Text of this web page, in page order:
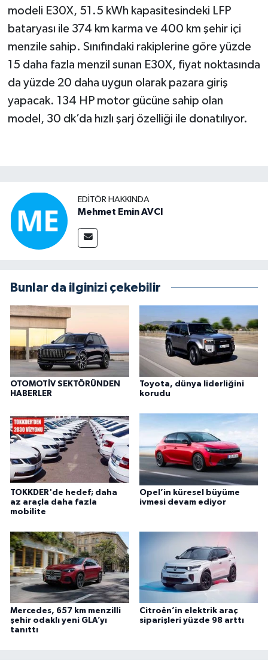
modeli E30X, 51.5 kWh kapasitesindeki LFP
bataryası ile 374 km karma ve 400 km şehir içi
menzile sahip. Sınıfındaki rakiplerine göre yüzde
15 daha fazla menzil sunan E30X, fiyat noktasında
da yüzde 20 daha uygun olarak pazara giriş
yapacak. 134 HP motor gücüne sahip olan
model, 30 dk’da hızlı şarj özelliği ile donatılıyor.
EDITÖR HAKKINDA
Mehmet Emin AVCI
Bunlar da ilginizi çekebilir
OTOMOTİV SEKTÖRÜNDEN
HABERLER
Toyota, dünya liderliğini
korudu
TOKKDER'de hedef; daha
az araçla daha fazla
mobilite
Opel’in küresel büyüme
ivmesi devam ediyor
Mercedes, 657 km menzilli
şehir odaklı yeni GLA’yı
tanıttı
Citroën’in elektrik araç
siparişleri yüzde 98 arttı